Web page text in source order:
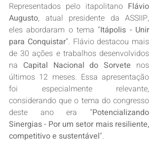
Representados pelo itapolitano Flávio
Augusto, atual presidente da ASSIIP,
eles abordaram o tema “Itápolis - Unir
para Conquistar”. Flávio destacou mais
de 30 ações e trabalhos desenvolvidos
na Capital Nacional do Sorvete nos
últimos 12 meses. Essa apresentação
foi especialmente relevante,
considerando que o tema do congresso
deste ano era “Potencializando
Sinergias - Por um setor mais resiliente,
competitivo e sustentável”.